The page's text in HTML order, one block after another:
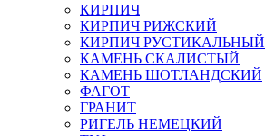
КИРПИЧ
КИРПИЧ РИЖСКИЙ
КИРПИЧ РУСТИКАЛЬНЫЙ
КАМЕНЬ СКАЛИСТЫЙ
КАМЕНЬ ШОТЛАНДСКИЙ
ФАГОТ
ГРАНИТ
РИГЕЛЬ НЕМЕЦКИЙ